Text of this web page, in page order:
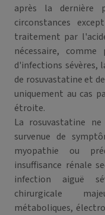
après la dernière
circonstances
traitement par
nécessaire,
d'infections sévères,
de rosuvastatine et
uniquement au cas
étroite.
La rosuvastatine
survenue de
myopathie ou
insuffisance rénale
infection aiguë
chirurgicale
métaboliques,